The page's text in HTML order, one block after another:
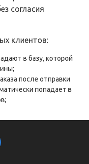
согласия
клиентов:
в базу, которой
после отправки
попадает в